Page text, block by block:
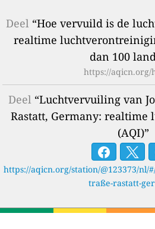
Deel “Hoe vervuild is de
realtime
dan 100
https://aqicn.org/
Deel “Luchtvervuiling van
Rastatt, Germany:
(AQI)”
https://aqicn.org/station/@123373/nl/
traße-rastatt-